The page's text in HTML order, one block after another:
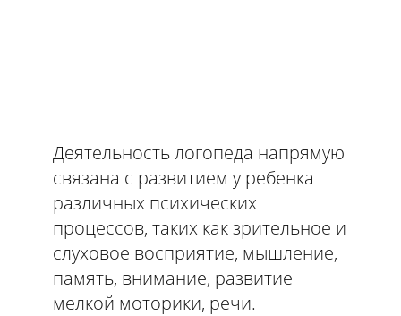
Деятельность логопеда напрямую
связана с развитием у ребенка
различных психических
процессов, таких как зрительное и
слуховое восприятие, мышление,
память, внимание, развитие
мелкой моторики, речи.